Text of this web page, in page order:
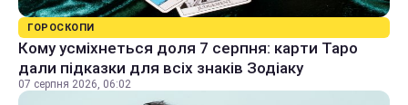
ГОРОСКОПИ
Кому усміхнеться доля 7 серпня: карти Таро
дали підказки для всіх знаків Зодіаку
07 серпня 2026, 06:02